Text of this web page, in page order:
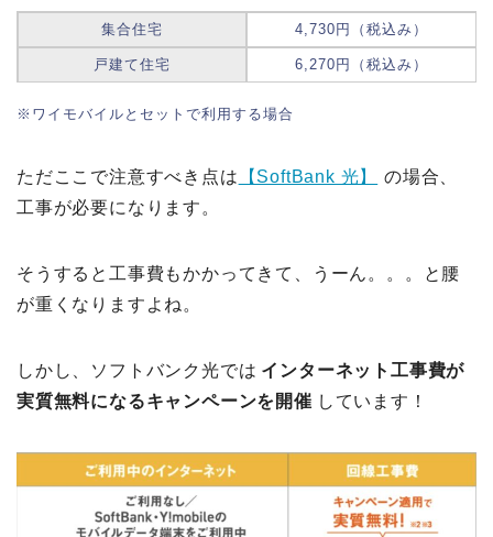
集合住宅 4,730円（税込み）
戸建て住宅 6,270円（税込み）
※ワイモバイルとセットで利用する場合
ただここで注意すべき点は 【SoftBank 光】
の場合、
工事が必要になります。
そうすると工事費もかかってきて、うーん。。。と腰
が重くなりますよね。
しかし、ソフトバンク光では インターネット工事費が
実質無料になるキャンペーンを開催 しています！